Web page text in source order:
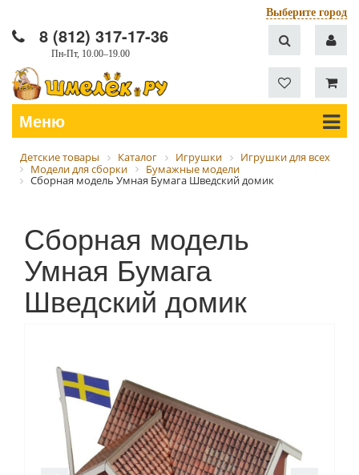
Выберите город
8 (812) 317-17-36
Пн-Пт, 10.00–19.00
Меню
Детские товары Каталог Игрушки
Игрушки для всех
Модели для сборки
Бумажные модели
Сборная модель Умная Бумага Шведский домик
Сборная модель
Умная Бумага
Шведский домик